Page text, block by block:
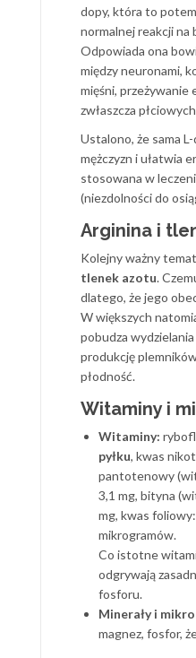
dopy, która to
normalnej reakcji na
Odpowiada ona
między neuronami,
mięśni, przeżywanie
zwłaszcza
Ustalono, że sama
mężczyzn i ułatwia
stosowana w
(niezdolności do
Arginina i
Kolejny ważny
tlenek azotu.
dlatego, że jego
W większych
pobudza
produkcję
płodność.
Witaminy i
Witaminy:
pyłku, kwas
pantotenowy
3,1 mg, bityna
mg, kwas
mikrogramów.
Co istotne
odgrywają
fosforu.
Minerały i
magnez, fosfor,